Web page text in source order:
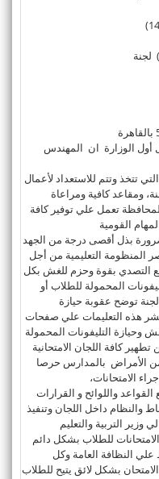
الوزارة ان المهندس
تتخذ وتتم للاستعداد لأعمال
ومقاعد كافية ومراعاة
تعمل علي توفير كافة
القومية
بذل أقصى درجة من الجهد
المنظومة التعليمية من أجل
التصدي بقوة وحزم للغش بكل
المحمولة للطلاب أو
لجنة توضح عقوبة حيازة
هذه التعليمات علي صفحات
وحيازة التليفونات المحمولة
كافة اللجان الامتحانية
من الأمراض بالمدارس حرصا
الامتحانات،
واللوائح و القرارات
والنظام داخل اللجان وتنفيذ
وزير التربية والتعليم
للطلاب بشكل دائم
علي النظافة العامة وكل
بشكل لائق يتيح للطلاب